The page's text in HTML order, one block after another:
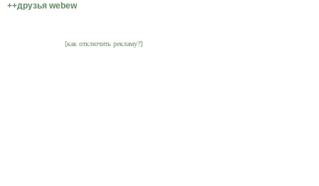
++друзья webew
[как отключить рекламу?]